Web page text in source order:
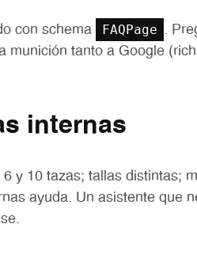
con schema FAQPage .
munición tanto a Google
internas
y 10 tazas; tallas distintas;
ayuda. Un asistente que